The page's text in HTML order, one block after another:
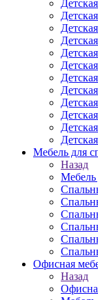
Мебель для
Назад
Мебель
Офисная
Назад